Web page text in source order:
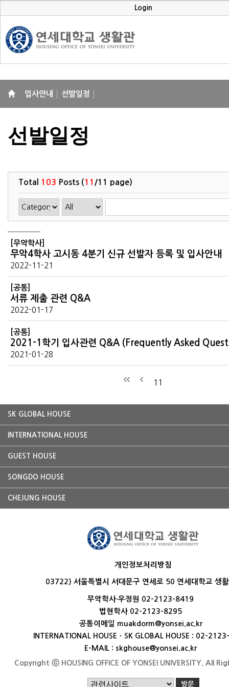
Login
입사안내 선발일정
선발일정
Total 103 Posts ( 11 /11 page)
[무악학사]
무악4학사 고시동 4분기 신규 선발자 등록 및 입사안내
2022-11-21
[공통]
서류 제출 관련 Q&A
2022-01-17
[공통]
2021-01-28
11
SK GLOBAL HOUSE
INTERNATIONAL HOUSE
GUEST HOUSE
SONGDO HOUSE
CHEJUNG HOUSE
개인정보처리방침
03722) 서울특별시 서대문구 연세로 50 연세대학교 생
무악학사·우정원 02-2123-8419
법현학사 02-2123-8295
공통이메일 muakdorm@yonsei.ac.kr
INTERNATIONAL HOUSEㆍSK GLOBAL HOUSE : 02-
E-MAIL : skghouse@yonsei.ac.kr
Copyright ⓒ HOUSING OFFICE OF YONSEI UNIVERSITY. All